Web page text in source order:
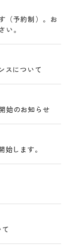
（予約制）。お
。
スについて
始のお知らせ
します。